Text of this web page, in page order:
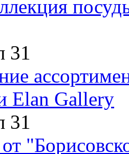
31
Elan Gallery
31